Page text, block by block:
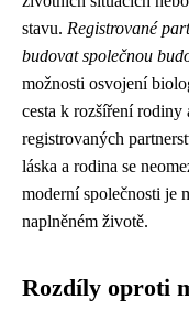
stavu. Registrované
budovat společnou
možnosti osvojení
cesta k rozšíření
registrovaných
láska a rodina se
moderní společnosti je
naplněném životě.
Rozdíly oproti